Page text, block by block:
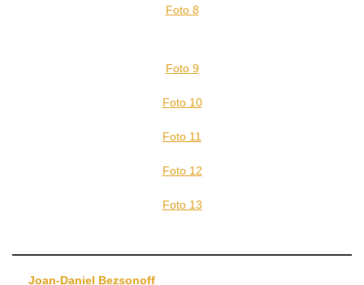
Foto 8
Foto 9
Foto 10
Foto 11
Foto 12
Foto 13
Joan-Daniel Bezsonoff